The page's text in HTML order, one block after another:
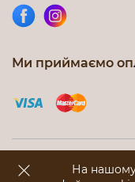
Ми приймаємо
Інтернет-магазин
На нашому